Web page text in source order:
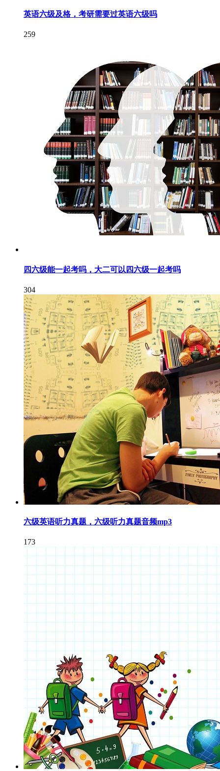
英语六级及格，考研需要过英语六级吗
259
四六级能一起考吗，大二可以四六级一起考吗
304
六级英语听力真题，六级听力真题音频mp3
173